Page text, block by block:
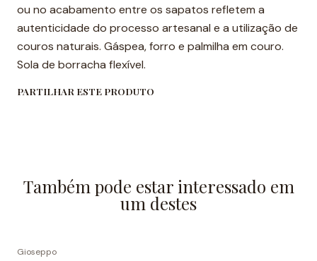
ou no acabamento entre os sapatos refletem a
autenticidade do processo artesanal e a utilização de
couros naturais. Gáspea, forro e palmilha em couro.
Sola de borracha flexível.
PARTILHAR ESTE PRODUTO
Também pode estar interessado em
um destes
Gioseppo